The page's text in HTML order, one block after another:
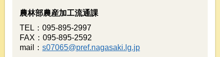
農林部農産加工流通課
TEL：095-895-2997
FAX：095-895-2592
mail： s07065@pref.nagasaki.lg.jp